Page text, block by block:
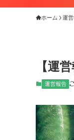
ホーム 運
【運
運営報告